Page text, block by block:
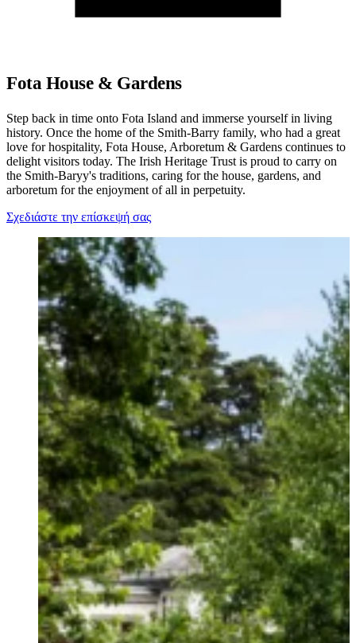
Fota House & Gardens
Step back in time onto Fota Island and immerse yourself in living
history. Once the home of the Smith-Barry family, who had a great
love for hospitality, Fota House, Arboretum & Gardens continues to
delight visitors today. The Irish Heritage Trust is proud to carry on
the Smith-Baryy's traditions, caring for the house, gardens, and
arboretum for the enjoyment of all in perpetuity.
Σχεδιάστε την επίσκεψή σας